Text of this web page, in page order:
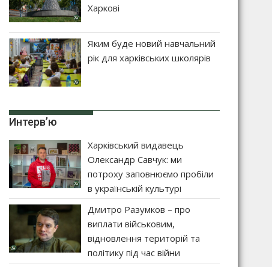
Харкові
Яким буде новий навчальний
рік для харківських школярів
Интерв’ю
Харківський видавець
Олександр Савчук: ми
потроху заповнюємо пробіли
в українській культурі
Дмитро Разумков – про
виплати військовим,
відновлення територій та
політику під час війни